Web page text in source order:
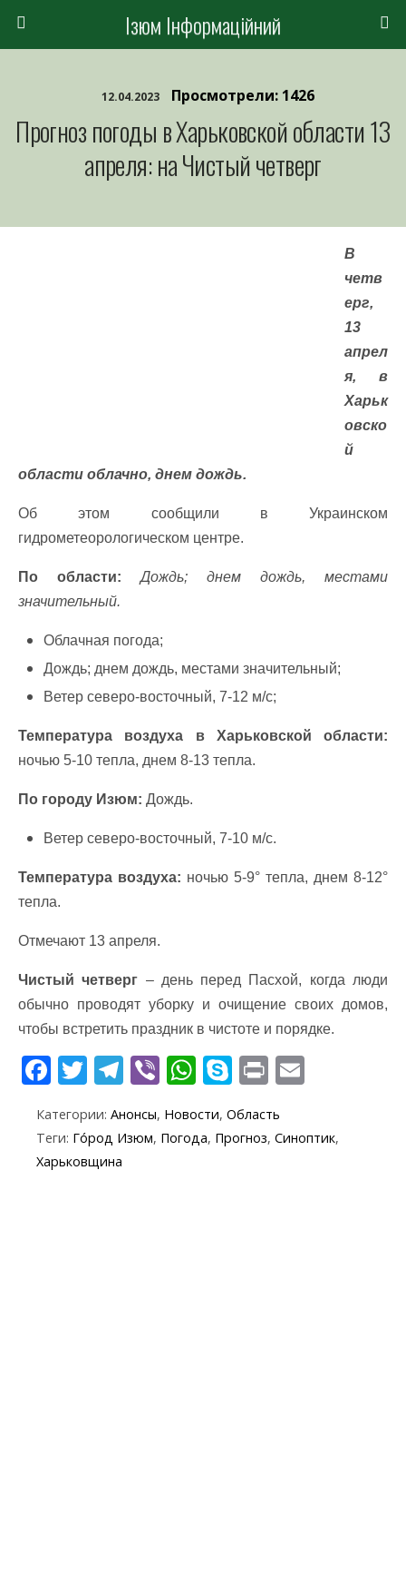
Ізюм Інформаційний
12.04.2023 Просмотрели: 1426
Прогноз погоды в Харьковской области 13
апреля: на Чистый четверг
В
четв
ерг,
13
апрел
я, в
Харьк
овско
й
области облачно, днем дождь.
Об этом сообщили в Украинском
гидрометеорологическом центре.
По области: Дождь; днем дождь, местами
значительный.
Облачная погода;
Дождь; днем дождь, местами значительный;
Ветер северо-восточный, 7-12 м/с;
Температура воздуха в Харьковской области:
ночью 5-10 тепла, днем 8-13 тепла.
По городу Изюм: Дождь.
Ветер северо-восточный, 7-10 м/с.
Температура воздуха: ночью 5-9° тепла, днем 8-12°
тепла.
Отмечают 13 апреля.
Чистый четверг – день перед Пасхой, когда люди
обычно проводят уборку и очищение своих домов,
чтобы встретить праздник в чистоте и порядке.
F
e
b
T
itt
er
T
e
Vi
er
W
at
s
S
k
y
Pr
t ai
Категории: Анонсы, Новости, Область
Теги: Го́род Изюм, Погода, Прогноз, Синоптик,
Харьковщина